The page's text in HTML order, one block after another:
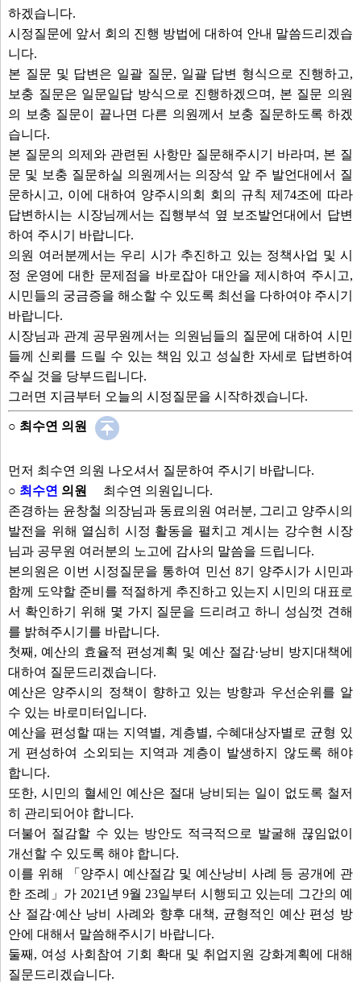
하겠습니다.
시정질문에 앞서 회의 진행 방법에 대하여 안내 말씀드리겠습
니다.
본 질문 및 답변은 일괄 질문, 일괄 답변 형식으로 진행하고,
보충 질문은 일문일답 방식으로 진행하겠으며, 본 질문 의원
의 보충 질문이 끝나면 다른 의원께서 보충 질문하도록 하겠
습니다.
본 질문의 의제와 관련된 사항만 질문해주시기 바라며, 본 질
문 및 보충 질문하실 의원께서는 의장석 앞 주 발언대에서 질
문하시고, 이에 대하여 양주시의회 회의 규칙 제74조에 따라
답변하시는 시장님께서는 집행부석 옆 보조발언대에서 답변
하여 주시기 바랍니다.
의원 여러분께서는 우리 시가 추진하고 있는 정책사업 및 시
정 운영에 대한 문제점을 바로잡아 대안을 제시하여 주시고,
시민들의 궁금증을 해소할 수 있도록 최선을 다하여야 주시기
바랍니다.
시장님과 관계 공무원께서는 의원님들의 질문에 대하여 시민
들께 신뢰를 드릴 수 있는 책임 있고 성실한 자세로 답변하여
주실 것을 당부드립니다.
그러면 지금부터 오늘의 시정질문을 시작하겠습니다.
○ 최수연 의원
먼저 최수연 의원 나오셔서 질문하여 주시기 바랍니다.
○ 최수연 의원
최수연 의원입니다.
존경하는 윤창철 의장님과 동료의원 여러분, 그리고 양주시의
발전을 위해 열심히 시정 활동을 펼치고 계시는 강수현 시장
님과 공무원 여러분의 노고에 감사의 말씀을 드립니다.
본의원은 이번 시정질문을 통하여 민선 8기 양주시가 시민과
함께 도약할 준비를 적절하게 추진하고 있는지 시민의 대표로
서 확인하기 위해 몇 가지 질문을 드리려고 하니 성심껏 견해
를 밝혀주시기를 바랍니다.
첫째, 예산의 효율적 편성계획 및 예산 절감·낭비 방지대책에
대하여 질문드리겠습니다.
예산은 양주시의 정책이 향하고 있는 방향과 우선순위를 알
수 있는 바로미터입니다.
예산을 편성할 때는 지역별, 계층별, 수혜대상자별로 균형 있
게 편성하여 소외되는 지역과 계층이 발생하지 않도록 해야
합니다.
또한, 시민의 혈세인 예산은 절대 낭비되는 일이 없도록 철저
히 관리되어야 합니다.
더불어 절감할 수 있는 방안도 적극적으로 발굴해 끊임없이
개선할 수 있도록 해야 합니다.
이를 위해 「양주시 예산절감 및 예산낭비 사례 등 공개에 관
한 조례」가 2021년 9월 23일부터 시행되고 있는데 그간의 예
산 절감·예산 낭비 사례와 향후 대책, 균형적인 예산 편성 방
안에 대해서 말씀해주시기 바랍니다.
둘째, 여성 사회참여 기회 확대 및 취업지원 강화계획에 대해
질문드리겠습니다.